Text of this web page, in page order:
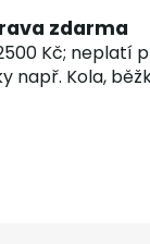
zdarma
Kč; neplatí
např. Kola,